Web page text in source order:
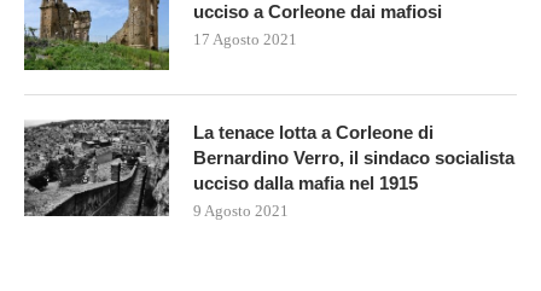
ucciso a Corleone dai mafiosi
17 Agosto 2021
La tenace lotta a Corleone di
Bernardino Verro, il sindaco socialista
ucciso dalla mafia nel 1915
9 Agosto 2021